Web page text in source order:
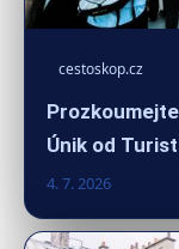
cestoskop.cz
Únik od
4. 7. 2026